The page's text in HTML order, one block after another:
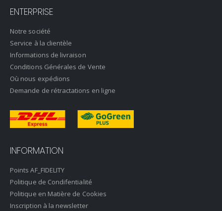
ENTERPRISE
Notre société
Service à la clientèle
Informations de livraison
Conditions Générales de Vente
Où nous expédions
Demande de rétractations en ligne
INFORMATION
Points AF_FIDELITY
Politique de Condifentialité
Politique en Matière de Cookies
Inscription à la newsletter